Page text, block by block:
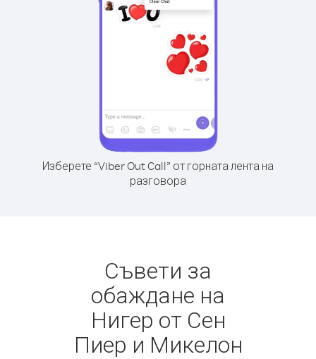
Изберете “Viber Out Call” от горната лента на
разговора
Съвети за
обаждане на
Нигер от Сен
Пиер и Микелон